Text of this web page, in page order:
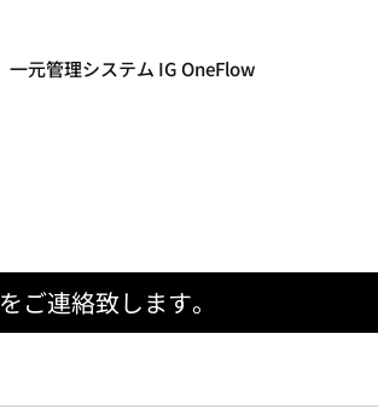
一元管理システム IG OneFlow
ご連絡致します。